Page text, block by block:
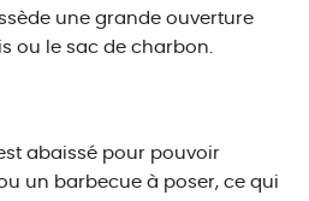
une grande ouverture
ou le sac de charbon.
abaissé pour pouvoir
un barbecue à poser, ce qui